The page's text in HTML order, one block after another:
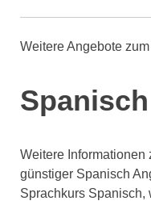
Weitere Angebote
Weitere Informationen
günstiger Spanisch
Sprachkurs